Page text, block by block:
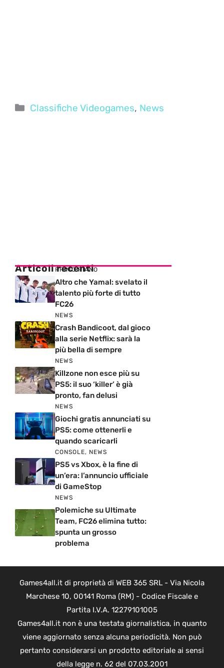
Categorie
Classifiche Videogames, News
Articoli recenti
PRIMO PIANO
Altro che Yamal: svelato il
talento più forte di tutto
FC26
NEWS
Crash Bandicoot, dal gioco
alla serie Netflix: sarà la
più bella di sempre
NEWS
Killzone non esce più su
PS5: il suo ‘killer’ è già
pronto, fan delusi
NEWS
Giochi gratis annunciati su
PS5: come ottenerli e
quando scaricarli
CONSOLE, NEWS
PS5 vs Xbox, è la fine di
un’era: l’annuncio ufficiale
di GameStop
NEWS
Polemiche su Ultimate
Team, FC26 elimina tutto:
spunta un grosso
problema
Games4all.it di proprietà di WEB 365 SRL - Via Nicola
Marchese 10, 00141 Roma (RM) - Codice Fiscale e
Partita I.V.A. 12279101005
Games4all.it non è una testata giornalistica, in quanto
viene aggiornato senza alcuna periodicità. Non può
pertanto considerarsi un prodotto editoriale ai sensi
della legge n. 62 del 07.03.2001